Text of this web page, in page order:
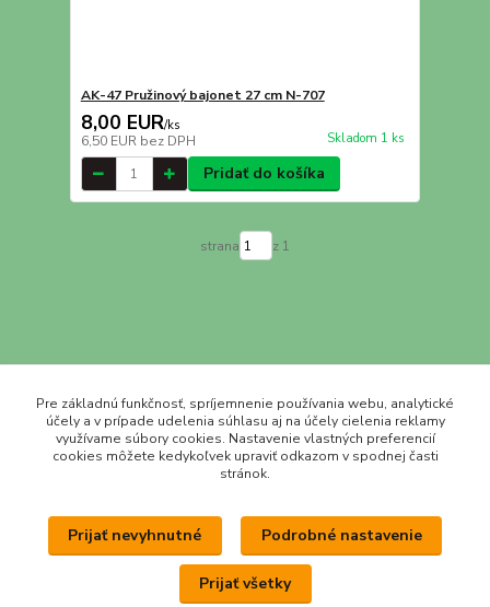
AK-47 Pružinový bajonet 27 cm N-707
8,00 EUR/ks
6,50 EUR bez DPH Skladom 1 ks
Pridať do košíka
strana z 1
Prihlásiť sa
Upravit sběr cookies.
Pre základnú funkčnosť, spríjemnenie používania webu, analytické
účely a v prípade udelenia súhlasu aj na účely cielenia reklamy
využívame súbory cookies. Nastavenie vlastných preferencií
cookies môžete kedykoľvek upraviť odkazom v spodnej časti
stránok.
Prijať nevyhnutné Podrobné nastavenie
Prijať všetky